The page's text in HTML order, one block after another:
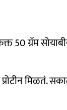
50 ग्रॅम
मिळतं.